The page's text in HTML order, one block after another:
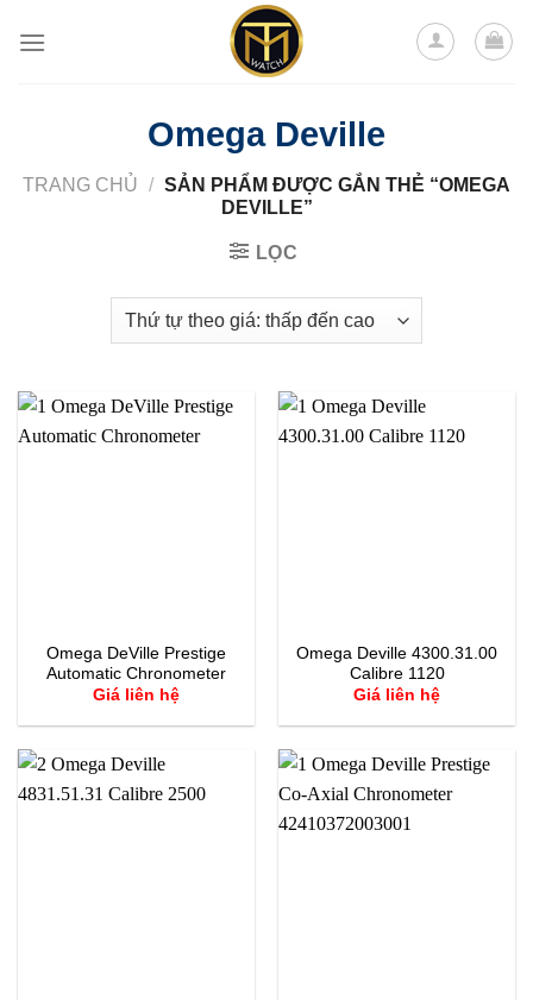
Omega Deville
TRANG CHỦ / SẢN PHẨM ĐƯỢC GẮN THẺ “OMEGA
DEVILLE”
LỌC
Omega DeVille Prestige
Automatic Chronometer
Giá liên hệ
Omega Deville 4300.31.00
Calibre 1120
Giá liên hệ